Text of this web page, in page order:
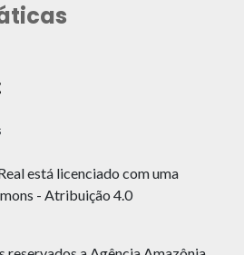
está licenciado com uma
- Atribuição 4.0